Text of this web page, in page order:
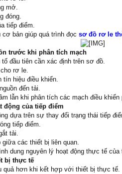
mở.
đóng.
tiếp điểm.
bản giúp quá trình đọc sơ đồ rơ le
trước khi phân tích mạch
tố đầu tiên cần xác định trên sơ đồ.
rơ le.
tín hiệu điều khiển.
đến tải.
lẫn khi phân tích các mạch điều khiển
động của tiếp điểm
dựa trên sự thay đổi trạng thái tiếp
tiếp điểm.
tải.
các thiết bị liên quan.
dung nguyên lý hoạt động thực tế của
bị thực tế
quả hơn khi kết hợp với thiết bị thực tế.